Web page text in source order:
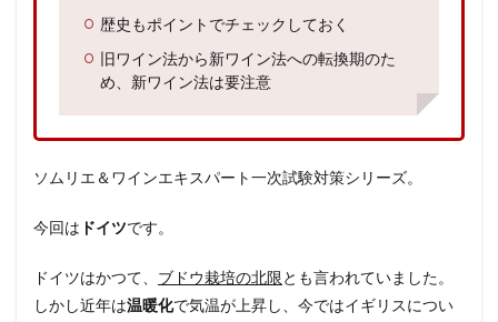
歴史もポイントでチェックしておく
旧ワイン法から新ワイン法への転換期のた
め、新ワイン法は要注意
ソムリエ＆ワインエキスパート一次試験対策シリーズ。
今回は ドイツです。
ドイツはかつて、 ブドウ栽培の北限とも言われていました。
しかし近年は温暖化で気温が上昇し、今ではイギリスについ